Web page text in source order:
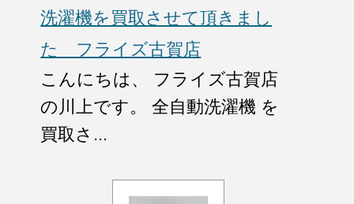
洗濯機を買取させて頂きまし
た フライズ古賀店
こんにちは、 フライズ古賀店
の川上です。 全自動洗濯機 を
買取さ...